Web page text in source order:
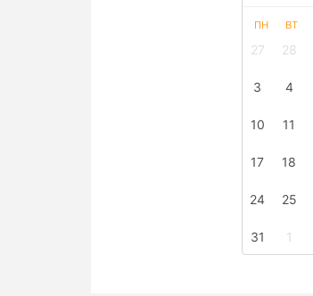
ПН ВТ
27 28
3 4
10 11
17 18
24 25
31 1